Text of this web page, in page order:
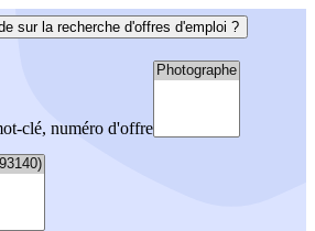
sur la recherche d'offres d'emploi ?
clé, numéro d'offre